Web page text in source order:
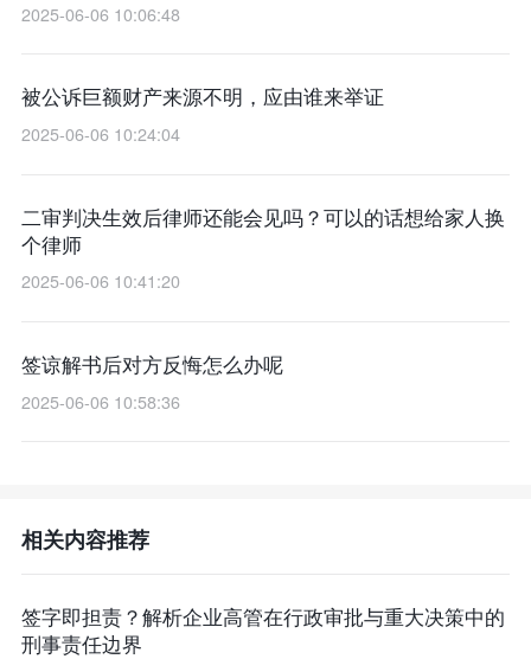
2025-06-06 10:06:48
被公诉巨额财产来源不明，应由谁来举证
2025-06-06 10:24:04
二审判决生效后律师还能会见吗？可以的话想给家人换
个律师
2025-06-06 10:41:20
签谅解书后对方反悔怎么办呢
2025-06-06 10:58:36
相关内容推荐
签字即担责？解析企业高管在行政审批与重大决策中的
刑事责任边界